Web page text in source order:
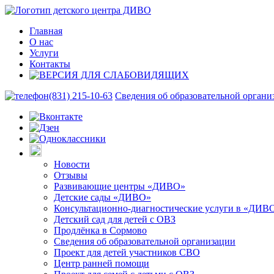
Главная
О нас
Услуги
Контакты
(831) 215-10-63 Сведения об образовательной
Новости
Отзывы
Развивающие центры «ДИВО»
Детские сады «ДИВО»
Консультационно-диагностические услуги в
Детский сад для детей с ОВЗ
Продлёнка в Сормово
Сведения об образовательной организации
Проект для детей участников СВО
Центр ранней помощи